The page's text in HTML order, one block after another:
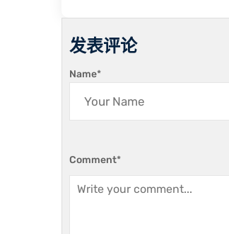
发表评论
Name*
Comment*